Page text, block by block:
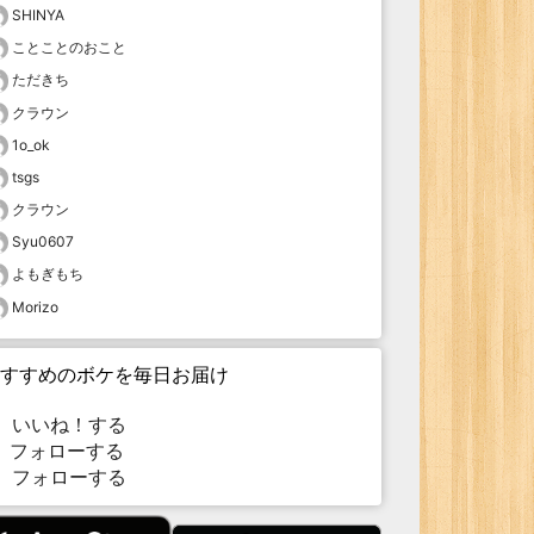
SHINYA
ことことのおこと
ただきち
クラウン
1o_ok
tsgs
クラウン
Syu0607
よもぎもち
Morizo
すめのボケを毎日お届け
いいね！する
ォローする
フォローする